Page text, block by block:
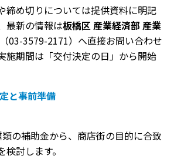
締め切りについては提供資料に明記
最新の情報は板橋区 産業経済部 産業
（03-3579-2171）へ直接お問い合わせ
施期間は「交付決定の日」から開始
と事前準備
の補助金から、商店街の目的に合致
検討します。